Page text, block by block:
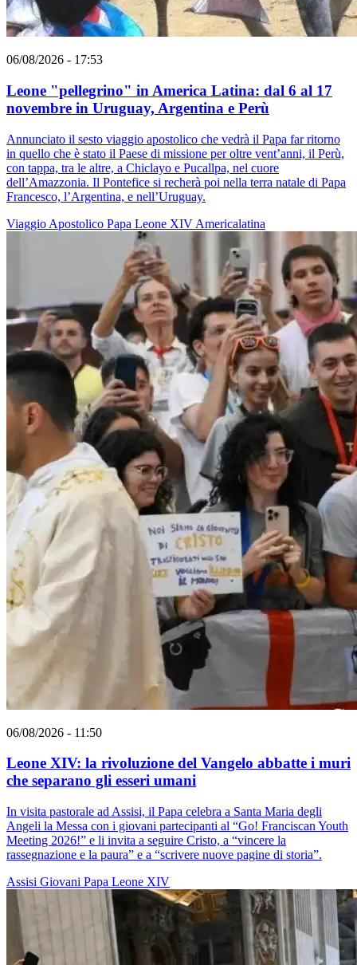
06/08/2026 - 17:53
Leone "pellegrino" in America Latina: dal 6 al 17
novembre in Uruguay, Argentina e Perù
Annunciato il sesto viaggio apostolico che vedrà il Papa far ritorno
in quello che è stato il Paese di missione per oltre vent’anni, il Perù,
con tappa, tra le altre, a Chiclayo e Pucallpa, nel cuore
dell’Amazzonia. Il Pontefice si recherà poi nella terra natale di Papa
Francesco, l’Argentina, e nell’Uruguay.
Viaggio Apostolico Papa Leone XIV Americalatina
06/08/2026 - 11:50
Leone XIV: la rivoluzione del Vangelo abbatte i muri
che separano gli esseri umani
In visita pastorale ad Assisi, il Papa celebra a Santa Maria degli
Angeli la Messa con i giovani partecipanti al “Go! Franciscan Youth
Meeting 2026!” e li invita a seguire Cristo, a “vincere la
rassegnazione e la paura” e a “scrivere nuove pagine di storia”.
Assisi Giovani Papa Leone XIV